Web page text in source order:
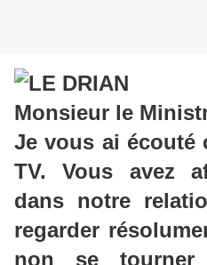
Monsieur le
Je vous ai écouté
TV. Vous avez
dans notre
regarder
non se